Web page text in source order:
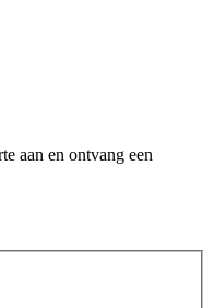
aan en ontvang een